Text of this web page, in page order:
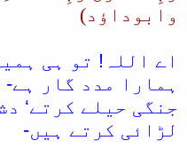
وابوداؤد)
اے اللہ! تو ہی
ہمارا مدد گار
جنگی حیلے کرتے‘
لڑائی کرتے ہیں-